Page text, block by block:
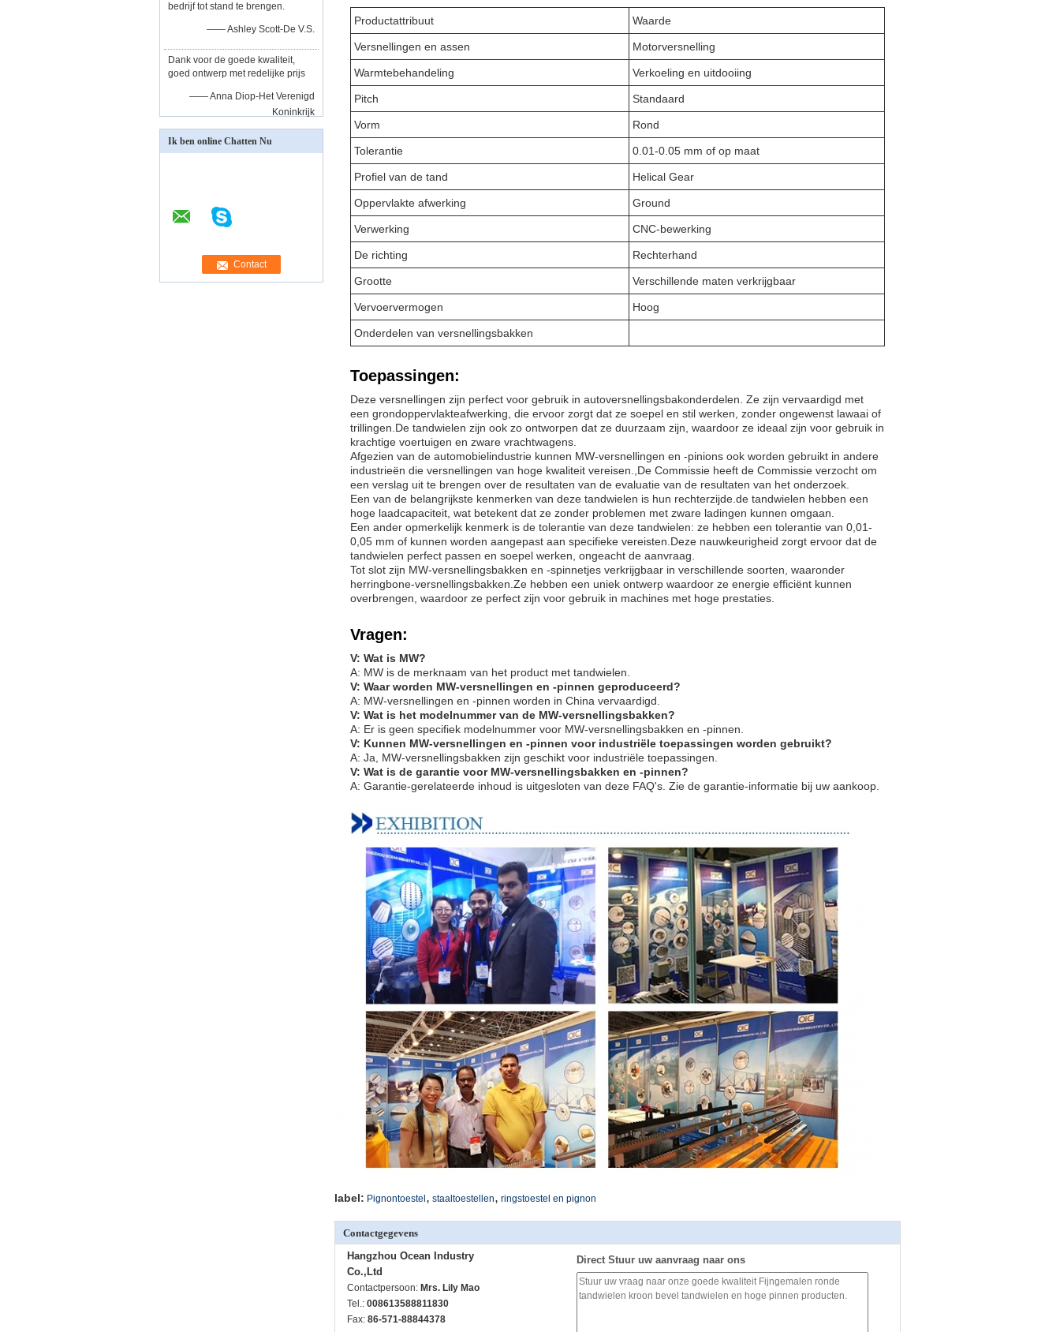
bedrijf tot stand te brengen.
—— Ashley Scott-De V.S.
Dank voor de goede kwaliteit,
goed ontwerp met redelijke prijs
—— Anna Diop-Het Verenigd
Koninkrijk
Ik ben online Chatten Nu
Productattribuut Waarde
Versnellingen en assen Motorversnelling
Warmtebehandeling Verkoeling en uitdooiing
Pitch Standaard
Vorm Rond
Tolerantie 0.01-0.05 mm of op maat
Profiel van de tand Helical Gear
Oppervlakte afwerking Ground
Verwerking CNC-bewerking
De richting Rechterhand
Grootte Verschillende maten verkrijgbaar
Vervoervermogen Hoog
Onderdelen van versnellingsbakken
Toepassingen:
Deze versnellingen zijn perfect voor gebruik in autoversnellingsbakonderdelen. Ze zijn vervaardigd met
een grondoppervlakteafwerking, die ervoor zorgt dat ze soepel en stil werken, zonder ongewenst lawaai of
trillingen.De tandwielen zijn ook zo ontworpen dat ze duurzaam zijn, waardoor ze ideaal zijn voor gebruik in
krachtige voertuigen en zware vrachtwagens.
Afgezien van de automobielindustrie kunnen MW-versnellingen en -pinions ook worden gebruikt in andere
industrieën die versnellingen van hoge kwaliteit vereisen.,De Commissie heeft de Commissie verzocht om
een verslag uit te brengen over de resultaten van de evaluatie van de resultaten van het onderzoek.
Een van de belangrijkste kenmerken van deze tandwielen is hun rechterzijde.de tandwielen hebben een
hoge laadcapaciteit, wat betekent dat ze zonder problemen met zware ladingen kunnen omgaan.
Een ander opmerkelijk kenmerk is de tolerantie van deze tandwielen: ze hebben een tolerantie van 0,01-
0,05 mm of kunnen worden aangepast aan specifieke vereisten.Deze nauwkeurigheid zorgt ervoor dat de
tandwielen perfect passen en soepel werken, ongeacht de aanvraag.
Tot slot zijn MW-versnellingsbakken en -spinnetjes verkrijgbaar in verschillende soorten, waaronder
herringbone-versnellingsbakken.Ze hebben een uniek ontwerp waardoor ze energie efficiënt kunnen
overbrengen, waardoor ze perfect zijn voor gebruik in machines met hoge prestaties.
Vragen:
V: Wat is MW?
A: MW is de merknaam van het product met tandwielen.
V: Waar worden MW-versnellingen en -pinnen geproduceerd?
A: MW-versnellingen en -pinnen worden in China vervaardigd.
V: Wat is het modelnummer van de MW-versnellingsbakken?
A: Er is geen specifiek modelnummer voor MW-versnellingsbakken en -pinnen.
V: Kunnen MW-versnellingen en -pinnen voor industriële toepassingen worden gebruikt?
A: Ja, MW-versnellingsbakken zijn geschikt voor industriële toepassingen.
V: Wat is de garantie voor MW-versnellingsbakken en -pinnen?
A: Garantie-gerelateerde inhoud is uitgesloten van deze FAQ's. Zie de garantie-informatie bij uw aankoop.
label: Pignontoestel , staaltoestellen, ringstoestel en pignon
Contactgegevens
Hangzhou Ocean Industry
Co.,Ltd
Contactpersoon: Mrs. Lily Mao
Tel.: 008613588811830
Fax: 86-571-88844378
Direct Stuur uw aanvraag naar ons